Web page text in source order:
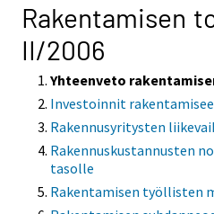
Rakentamisen
II/2006
Yhteenveto
Investoinnit
Rakennusyritysten
Rakennuskustannusten
tasolle
Rakentamisen työllisten